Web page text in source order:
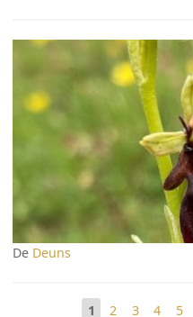
De Deuns
1 2 3 4 5